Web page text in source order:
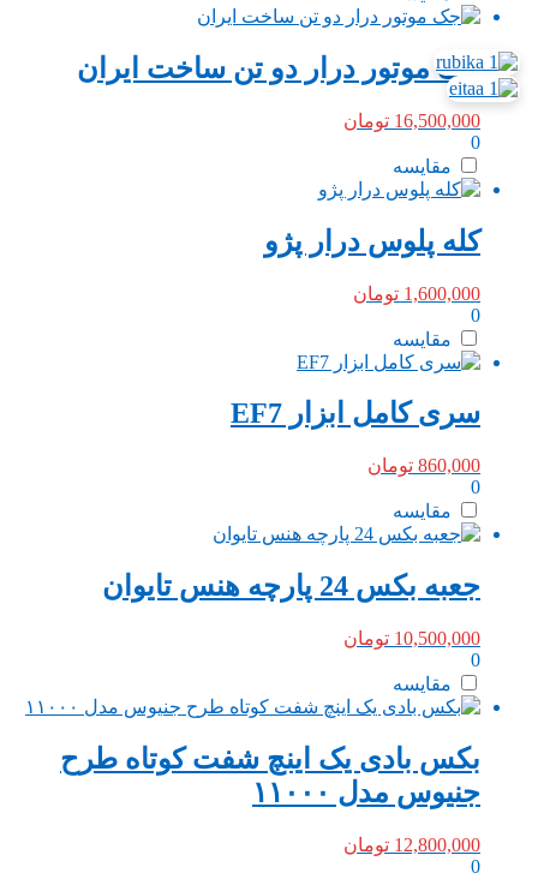
جک موتور درار دو تن ساخت ایران
16,500,000 تومان
0
مقایسه
کله پلوس درار پژو
1,600,000 تومان
0
مقایسه
سری کامل ابزار EF7
860,000 تومان
0
مقایسه
جعبه بکس 24 پارچه هنس تایوان
10,500,000 تومان
0
مقایسه
بکس بادی یک اینچ شفت کوتاه طرح
جنیوس مدل ۱۱۰۰۰
12,800,000 تومان
0